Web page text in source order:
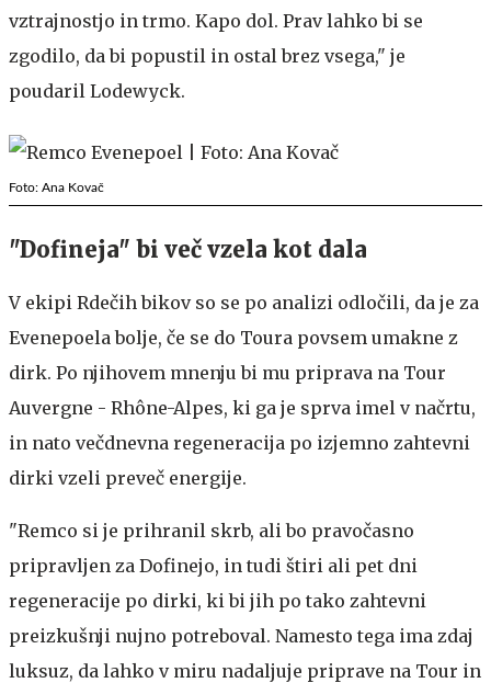
vztrajnostjo in trmo. Kapo dol. Prav lahko bi se
zgodilo, da bi popustil in ostal brez vsega," je
poudaril Lodewyck.
Foto: Ana Kovač
"Dofineja" bi več vzela kot dala
V ekipi Rdečih bikov so se po analizi odločili, da je za
Evenepoela bolje, če se do Toura povsem umakne z
dirk. Po njihovem mnenju bi mu priprava na Tour
Auvergne - Rhône-Alpes, ki ga je sprva imel v načrtu,
in nato večdnevna regeneracija po izjemno zahtevni
dirki vzeli preveč energije.
"Remco si je prihranil skrb, ali bo pravočasno
pripravljen za Dofinejo, in tudi štiri ali pet dni
regeneracije po dirki, ki bi jih po tako zahtevni
preizkušnji nujno potreboval. Namesto tega ima zdaj
luksuz, da lahko v miru nadaljuje priprave na Tour in